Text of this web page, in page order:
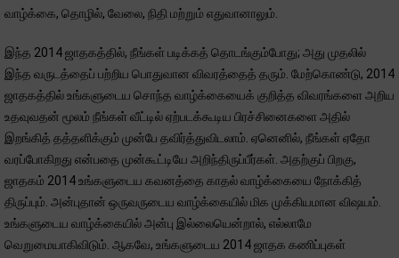
வாழ்க்கை, தொழில், வேலை, நிதி மற்றும் எதுவானாலும்.
இந்த 2014 ஜாதகத்தில், நீங்கள் படிக்கத் தொடங்கும்போது; அது முதலில்
இந்த வருடத்தைப் பற்றிய பொதுவான விவரத்தைத் தரும். மேற்கொண்டு, 2014
ஜாதகத்தில் உங்களுடைய சொந்த வாழ்க்கையைக் குறித்த விவரங்களை அறிய
உதவுவதன் மூலம் நீங்கள் வீட்டில் ஏற்படக்கூடிய பிரச்சினைகளை அதில்
இறங்கித் தத்தளிக்கும் முன்பே தவிர்த்துவிடலாம். ஏனெனில், நீங்கள் ஏதோ
வரப்போகிறது என்பதை முன்கூட்டியே அறிந்திருப்பீர்கள். அதற்குப் பிறகு,
ஜாதகம் 2014 உங்களுடைய கவனத்தை காதல் வாழ்க்கையை நோக்கித்
திருப்பும். அன்புதான் ஒருவருடைய வாழ்க்கையில் மிக முக்கியமான விஷயம்.
உங்களுடைய வாழ்க்கையில் அன்பு இல்லையென்றால், எல்லாமே
வெறுமையாகிவிடும். ஆகவே, உங்களுடைய 2014 ஜாதக கணிப்புகள்